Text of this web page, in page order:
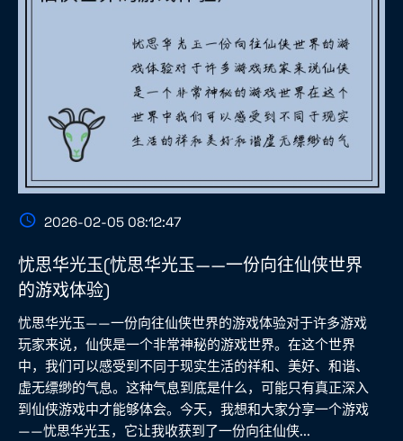
2026-02-05 08:12:47
忧思华光玉(忧思华光玉——一份向往仙侠世界
的游戏体验)
忧思华光玉——一份向往仙侠世界的游戏体验对于许多游戏
玩家来说，仙侠是一个非常神秘的游戏世界。在这个世界
中，我们可以感受到不同于现实生活的祥和、美好、和谐、
虚无缥缈的气息。这种气息到底是什么，可能只有真正深入
到仙侠游戏中才能够体会。今天，我想和大家分享一个游戏
——忧思华光玉，它让我收获到了一份向往仙侠...